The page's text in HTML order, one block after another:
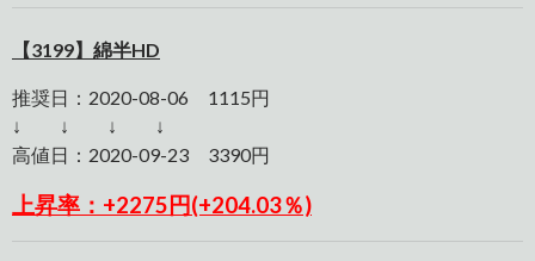
【3199】綿半HD
推奨日：2020-08-06 1115円
↓ ↓ ↓ ↓
高値日：2020-09-23 3390円
上昇率：+2275円(+204.03％)